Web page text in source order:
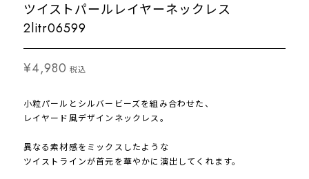
ツイストパールレイヤーネックレス
2litr06599
¥4,980 税込
小粒パールとシルバービーズを組み合わせた、
レイヤード風デザインネックレス。
異なる素材感をミックスしたような
ツイストラインが首元を華やかに演出してくれます。